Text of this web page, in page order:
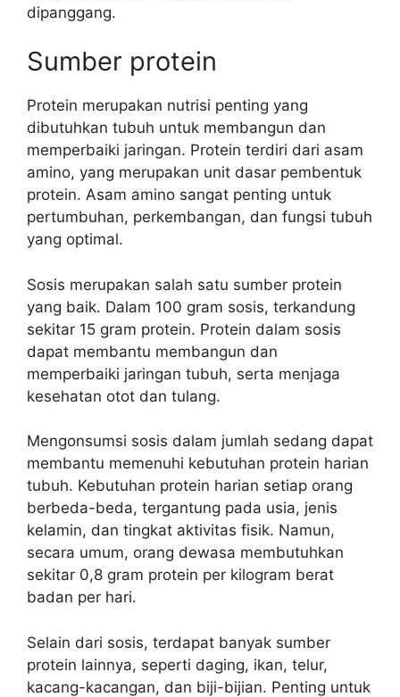
dipanggang.
Sumber protein
Protein merupakan nutrisi penting yang
dibutuhkan tubuh untuk membangun dan
memperbaiki jaringan. Protein terdiri dari asam
amino, yang merupakan unit dasar pembentuk
protein. Asam amino sangat penting untuk
pertumbuhan, perkembangan, dan fungsi tubuh
yang optimal.
Sosis merupakan salah satu sumber protein
yang baik. Dalam 100 gram sosis, terkandung
sekitar 15 gram protein. Protein dalam sosis
dapat membantu membangun dan
memperbaiki jaringan tubuh, serta menjaga
kesehatan otot dan tulang.
Mengonsumsi sosis dalam jumlah sedang dapat
membantu memenuhi kebutuhan protein harian
tubuh. Kebutuhan protein harian setiap orang
berbeda-beda, tergantung pada usia, jenis
kelamin, dan tingkat aktivitas fisik. Namun,
secara umum, orang dewasa membutuhkan
sekitar 0,8 gram protein per kilogram berat
badan per hari.
Selain dari sosis, terdapat banyak sumber
protein lainnya, seperti daging, ikan, telur,
kacang-kacangan, dan biji-bijian. Penting untuk